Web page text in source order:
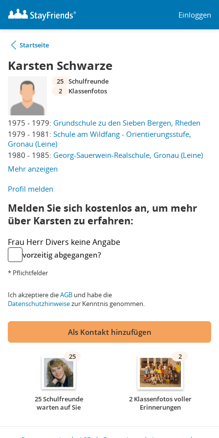
Einloggen
Startseite
Karsten Schwarze
1975 - 1979: Grundschule zu den Sieben Bergen, Rheden
1979 - 1981: Schule am Wildfang - Orientierungsstufe,
Gronau (Leine)
1980 - 1985: Georg-Sauerwein-Realschule, Gronau (Leine)
Mehr anzeigen
25 Schulfreunde
2
Klassenfotos
Profil melden
Melden Sie sich kostenlos an, um mehr
über Karsten zu erfahren:
Frau Herr Divers keine Angabe
vorzeitig abgegangen?
* Pflichtfelder
Ich akzeptiere dieAGB und habe die
Datenschutzhinweisezur Kenntnis genommen.
Als Kontakt hinzufügen
25
25 Schulfreunde
warten auf Sie
2
2 Klassenfotos voller
Erinnerungen